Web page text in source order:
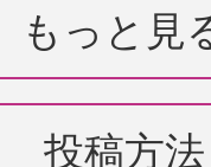
もっと見
投稿方法